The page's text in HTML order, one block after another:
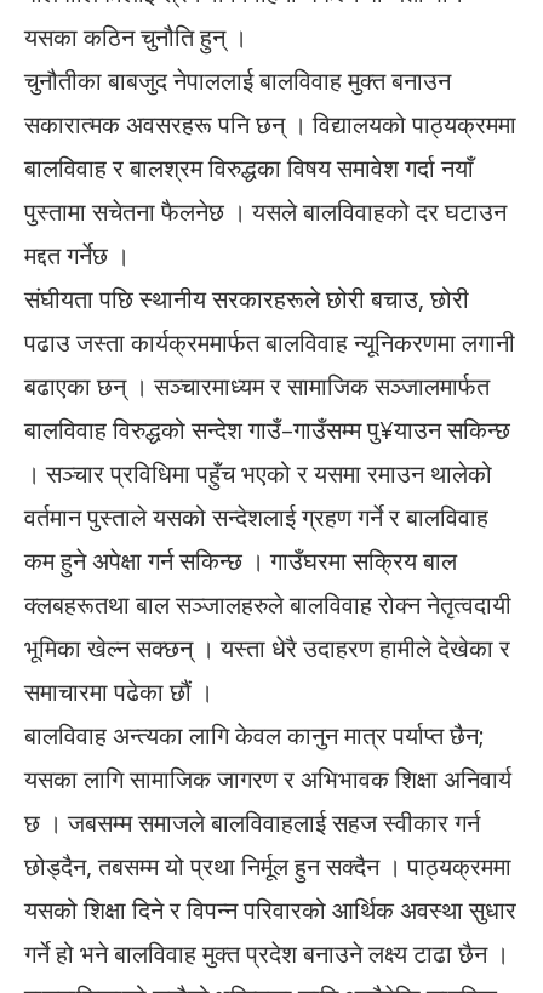
यसका कठिन चुनौति हुन् ।
चुनौतीका बाबजुद नेपाललाई बालविवाह मुक्त बनाउन
सकारात्मक अवसरहरू पनि छन् । विद्यालयको पाठ्यक्रममा
बालविवाह र बालश्रम विरुद्धका विषय समावेश गर्दा नयाँ
पुस्तामा सचेतना फैलनेछ । यसले बालविवाहको दर घटाउन
मद्दत गर्नेछ ।
संघीयता पछि स्थानीय सरकारहरूले छोरी बचाउ, छोरी
पढाउ जस्ता कार्यक्रममार्फत बालविवाह न्यूनिकरणमा लगानी
बढाएका छन् । सञ्चारमाध्यम र सामाजिक सञ्जालमार्फत
बालविवाह विरुद्धको सन्देश गाउँ–गाउँसम्म पु¥याउन सकिन्छ
। सञ्चार प्रविधिमा पहुँच भएको र यसमा रमाउन थालेको
वर्तमान पुस्ताले यसको सन्देशलाई ग्रहण गर्ने र बालविवाह
कम हुने अपेक्षा गर्न सकिन्छ । गाउँघरमा सक्रिय बाल
क्लबहरूतथा बाल सञ्जालहरुले बालविवाह रोक्न नेतृत्वदायी
भूमिका खेल्न सक्छन् । यस्ता धेरै उदाहरण हामीले देखेका र
समाचारमा पढेका छौं ।
बालविवाह अन्त्यका लागि केवल कानुन मात्र पर्याप्त छैन;
यसका लागि सामाजिक जागरण र अभिभावक शिक्षा अनिवार्य
छ । जबसम्म समाजले बालविवाहलाई सहज स्वीकार गर्न
छोड्दैन, तबसम्म यो प्रथा निर्मूल हुन सक्दैन । पाठ्यक्रममा
यसको शिक्षा दिने र विपन्न परिवारको आर्थिक अवस्था सुधार
गर्ने हो भने बालविवाह मुक्त प्रदेश बनाउने लक्ष्य टाढा छैन ।